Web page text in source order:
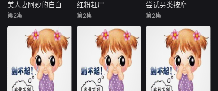
美人妻阿妙的自白
美人妻阿妙的自白
美人妻阿妙的自白
第2集
红粉赶尸
红粉赶尸
红粉赶尸
第2集
尝试另类按摩
尝试另类按摩
第2集